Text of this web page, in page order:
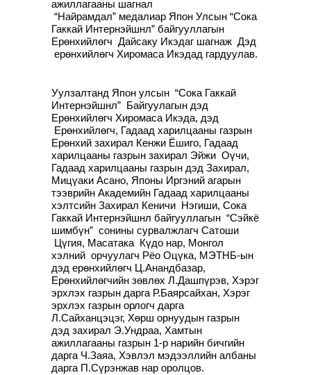
ажиллагааны шагнал
“Найрамдал” медалиар Япон Улсын “Сока
Гаккай Интернэйшнл” байгууллагын
Ерөнхийлөгч Дайсаку Икэдаг шагнаж Дэд
ерөнхийлөгч Хиромаса Икэдад гардуулав.
Уулзалтанд Япон улсын “Сока Гаккай
Интернэйшнл” Байгуулагын дэд
Ерөнхийлөгч Хиромаса Икэда, дэд
Ерөнхийлөгч, Гадаад харилцааны газрын
Ерөнхий захирал Кенжи Ёшиго, Гадаад
харилцааны газрын захирал Эйжи Оүчи,
Гадаад харилцааны газрын дэд Захирал,
Мицүаки Асано, Японы Иргэний агарын
тээврийн Академийн Гадаад харилцааны
хэлтсийн Захирал Кеничи Нэгиши, Сока
Гаккай Интернэйшнл байгууллагын “Сэйкё
шимбүн” сонины сурвалжлагч Сатоши
Цүгия, Масатака Күдо нар, Монгол
хэлний орчуулагч Рёо Оцүка, МЭТНБ-ын
дэд ерөнхийлөгч Ц.Анандбазар,
Ерөнхийлөгчийн зөвлөх Л.Дашпүрэв, Хэрэг
эрхлэх газрын дарга Р.Баярсайхан, Хэрэг
эрхлэх газрын орлогч дарга
Л.Сайханцэцэг, Хөрш орнуудын газрын
дэд захирал Э.Ундраа, Хамтын
ажиллагааны газрын 1-р нарийн бичгийн
дарга Ч.Заяа, Хэвлэл мэдээллийн албаны
дарга П.Сүрэнжав нар оролцов.